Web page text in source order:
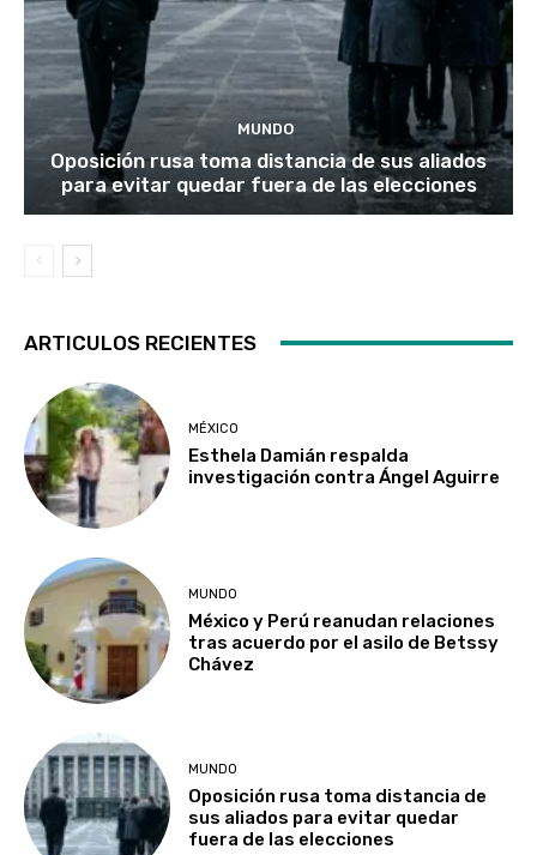
MUNDO
Oposición rusa toma distancia de sus aliados
para evitar quedar fuera de las elecciones
ARTICULOS RECIENTES
MÉXICO
Esthela Damián respalda
investigación contra Ángel Aguirre
MUNDO
México y Perú reanudan relaciones
tras acuerdo por el asilo de Betssy
Chávez
MUNDO
Oposición rusa toma distancia de
sus aliados para evitar quedar
fuera de las elecciones